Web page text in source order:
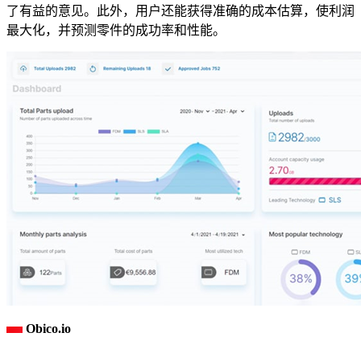
了有益的意见。此外，用户还能获得准确的成本估算，使利润
最大化，并预测零件的成功率和性能。
Obico.io